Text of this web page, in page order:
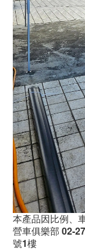
本產品因比例、
營車俱樂部 02-
號1樓